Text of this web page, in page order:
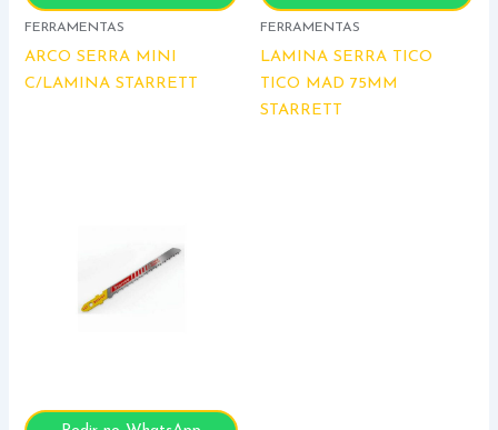
FERRAMENTAS
ARCO SERRA MINI
C/LAMINA STARRETT
FERRAMENTAS
LAMINA SERRA TICO
TICO MAD 75MM
STARRETT